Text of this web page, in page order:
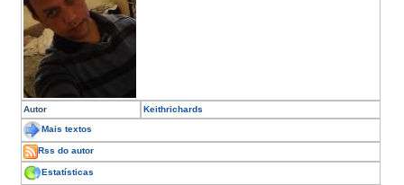
Autor Keithrichards
Mais textos
Rss do autor
Estatísticas